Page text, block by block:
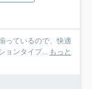
っているので、快適
ョンタイプ... もっと